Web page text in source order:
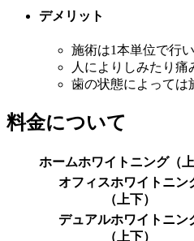
デメリット
施術は1本単位で行
人によりしみたり
歯の状態によっては
料金について
ホームホワイトニング（上
オフィスホワイトニン
（上下）
デュアルホワイトニン
（上下）